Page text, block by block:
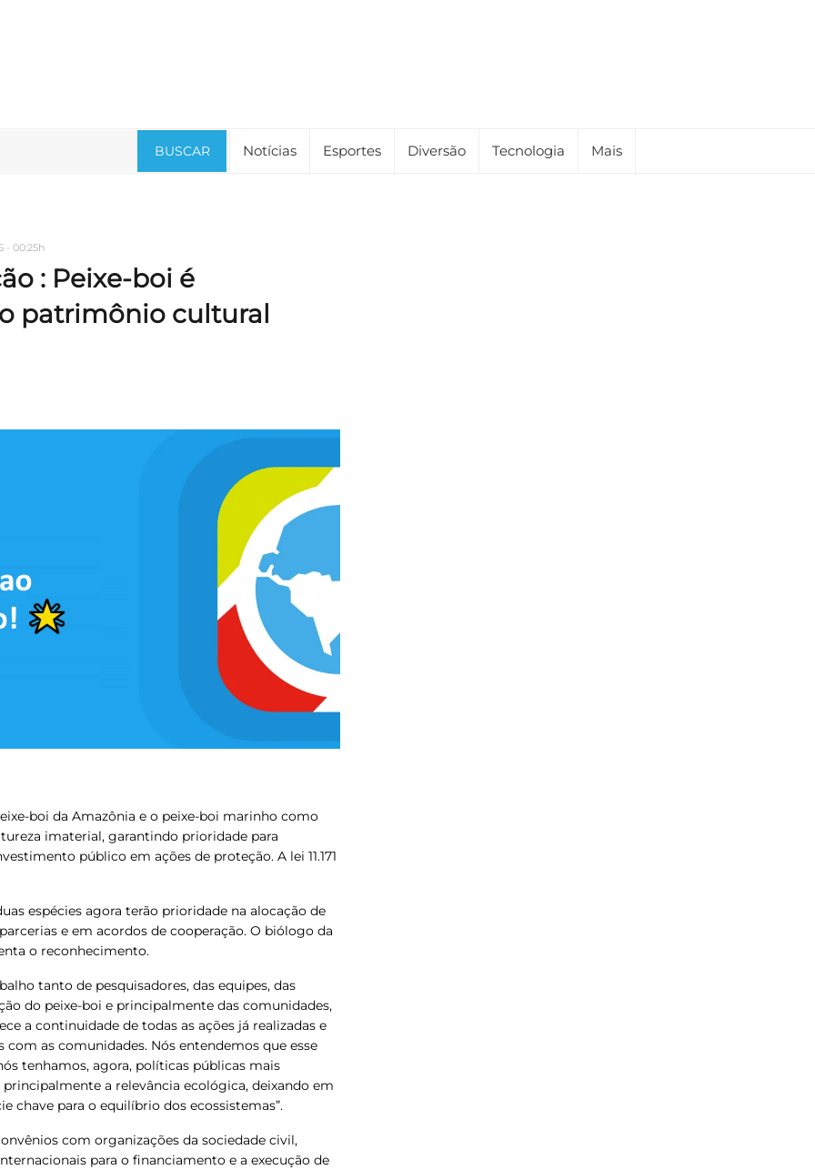
BUSCAR Notícias Esportes Diversão Tecnologia Mais
- 00:25h
: Peixe-boi é
patrimônio cultural
boi da Amazônia e o peixe-boi marinho como
imaterial, garantindo prioridade para
público em ações de proteção. A lei 11.171
espécies agora terão prioridade na alocação de
e em acordos de cooperação. O biólogo da
o reconhecimento.
tanto de pesquisadores, das equipes, das
do peixe-boi e principalmente das comunidades,
a continuidade de todas as ações já realizadas e
com as comunidades. Nós entendemos que esse
tenhamos, agora, políticas públicas mais
a relevância ecológica, deixando em
chave para o equilíbrio dos ecossistemas”.
com organizações da sociedade civil,
para o financiamento e a execução de